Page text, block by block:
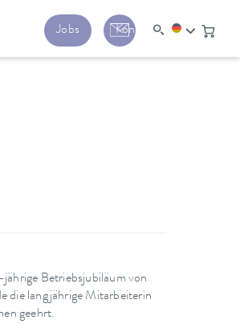
Jobs Kontakt
Betriebsjubiläum von
die langjährige Mitarbeiterin
geehrt.